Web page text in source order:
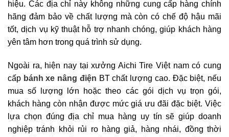
hiệu. Các địa chỉ này không những cung cấp hàng chính
hãng đảm bảo về chất lượng mà còn có chế độ hậu mãi
tốt, dịch vụ kỹ thuật hỗ trợ nhanh chóng, giúp khách hàng
yên tâm hơn trong quá trình sử dụng.
Ngoài ra, hiện nay tại xưởng Aichi Tire Việt nam có cung
cấp bánh xe nâng điện BT chất lượng cao. Đặc biệt, nếu
mua số lượng lớn hoặc theo các gói dịch vụ trọn gói,
khách hàng còn nhận được mức giá ưu đãi đặc biệt. Việc
lựa chọn đúng địa chỉ mua hàng uy tín sẽ giúp doanh
nghiệp tránh khỏi rủi ro hàng giả, hàng nhái, đồng thời